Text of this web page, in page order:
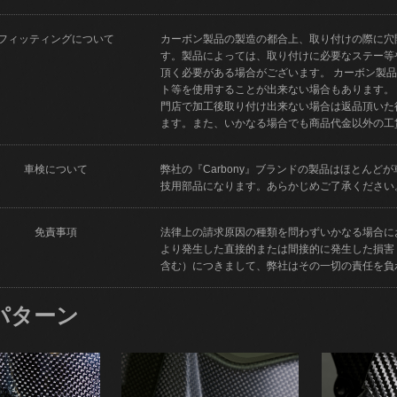
ィッティングについて
カーボン製品の製造の都合上、取り付けの際に
す。製品によっては、取り付けに必要なステー
頂く必要がある場合がございます。 カーボン製
ト等を使用することが出来ない場合もあります
門店で加工後取り付け出来ない場合は返品頂い
ます。また、いかなる場合でも商品代金以外の
車検について
弊社の『Carbony』ブランドの製品はほとんど
技用部品になります。あらかじめご了承ください
免責事項
法律上の請求原因の種類を問わずいかなる場合
より発生した直接的または間接的に発生した損
含む）につきまして、弊社はその一切の責任を
ターン